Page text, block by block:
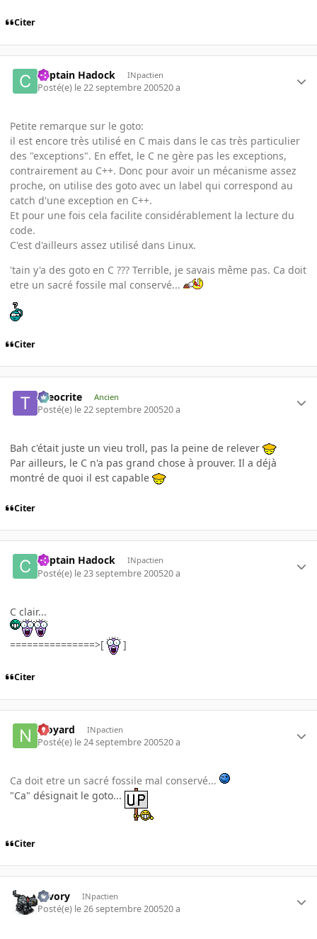
Citer
Captain Hadock INpactien
Posté(e) le 22 septembre 200520 a
Petite remarque sur le goto:
il est encore très utilisé en C mais dans le cas très particulier
des "exceptions". En effet, le C ne gère pas les exceptions,
contrairement au C++. Donc pour avoir un mécanisme assez
proche, on utilise des goto avec un label qui correspond au
catch d'une exception en C++.
Et pour une fois cela facilite considérablement la lecture du
code.
C'est d'ailleurs assez utilisé dans Linux.
'tain y'a des goto en C ??? Terrible, je savais même pas. Ca doit
etre un sacré fossile mal conservé...
Citer
theocrite Ancien
Posté(e) le 22 septembre 200520 a
Bah c'était juste un vieu troll, pas la peine de relever
Par ailleurs, le C n'a pas grand chose à prouver. Il a déjà
montré de quoi il est capable
Citer
Captain Hadock INpactien
Posté(e) le 23 septembre 200520 a
C clair...
===============>[ ]
Citer
njoyard INpactien
Posté(e) le 24 septembre 200520 a
Ca doit etre un sacré fossile mal conservé...
"Ca" désignait le goto...
Citer
savory INpactien
Posté(e) le 26 septembre 200520 a